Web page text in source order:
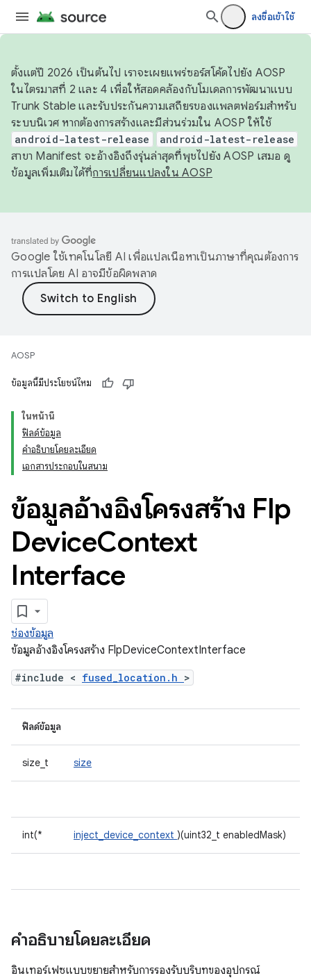
ลงชื่อเข้าใช้
ตั้งแต่ปี 2026 เป็นต้นไป เราจะเผยแพร่ซอร์สโค้ดไปยัง AOSP
ในไตรมาสที่ 2 และ 4 เพื่อให้สอดคล้องกับโมเดลการพัฒนาแบบ
Trunk Stable และรับประกันความเสถียรของแพลตฟอร์มสำหรับ
ระบบนิเวศ หากต้องการสร้างและมีส่วนร่วมใน AOSP ให้ใช้
android-latest-release android-latest-release
สาขา Manifest จะอ้างอิงถึงรุ่นล่าสุดที่พุชไปยัง AOSP เสมอ ดู
ข้อมูลเพิ่มเติมได้ที่การเปลี่ยนแปลงใน AOSP
Google ใช้เทคโนโลยี AI เพื่อแปลเนื้อหาเป็นภาษาที่คุณต้องการ
การแปลโดย AI อาจมีข้อผิดพลาด
AOSP
ข้อมูลนี้มีประโยชน์ไหม
ในหน้านี้
ฟิลด์ข้อมูล
คำอธิบายโดยละเอียด
เอกสารประกอบในสนาม
ข้อมูลอ้างอิงโครงสร้าง Flp
DeviceContext
Interface
ช่องข้อมูล
ข้อมูลอ้างอิงโครงสร้าง FlpDeviceContextInterface
#include < fused_location.h >
ฟิลด์ข้อมูล
size_t size
int(* inject_device_context )(uint32_t enabledMask)
คำอธิบายโดยละเอียด
อินเทอร์เฟซแบบขยายสำหรับการรองรับบริบทของอุปกรณ์